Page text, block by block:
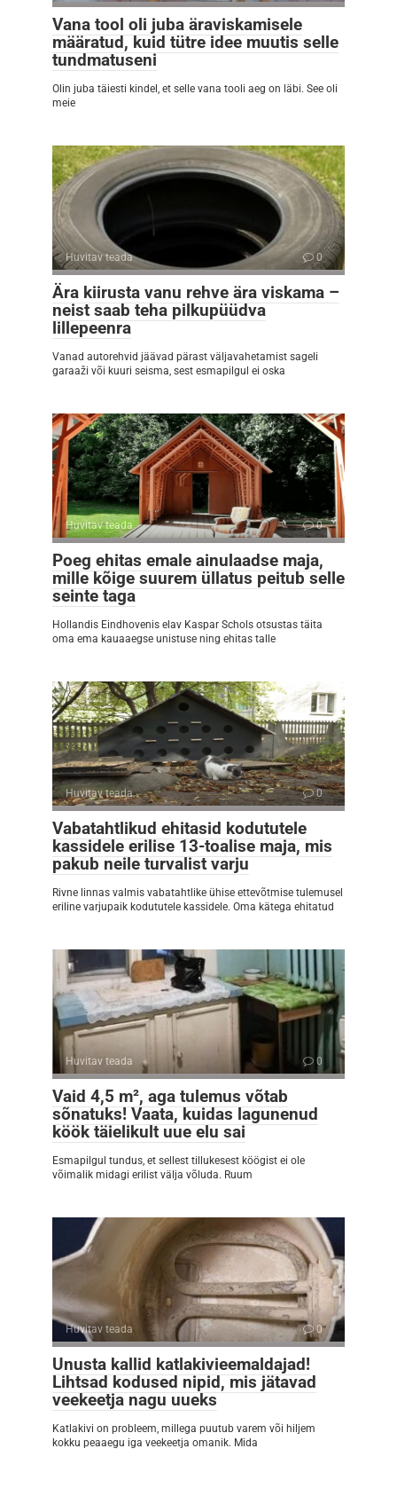
Vana tool oli juba äraviskamisele
määratud, kuid tütre idee muutis selle
tundmatuseni
Olin juba täiesti kindel, et selle vana tooli aeg on läbi. See oli
meie
Huvitav teada 0
Ära kiirusta vanu rehve ära viskama –
neist saab teha pilkupüüdva
lillepeenra
Vanad autorehvid jäävad pärast väljavahetamist sageli
garaaži või kuuri seisma, sest esmapilgul ei oska
Huvitav teada 0
Poeg ehitas emale ainulaadse maja,
mille kõige suurem üllatus peitub selle
seinte taga
Hollandis Eindhovenis elav Kaspar Schols otsustas täita
oma ema kauaaegse unistuse ning ehitas talle
Huvitav teada 0
Vabatahtlikud ehitasid kodututele
kassidele erilise 13-toalise maja, mis
pakub neile turvalist varju
Rivne linnas valmis vabatahtlike ühise ettevõtmise tulemusel
eriline varjupaik kodututele kassidele. Oma kätega ehitatud
Huvitav teada 0
Vaid 4,5 m², aga tulemus võtab
sõnatuks! Vaata, kuidas lagunenud
köök täielikult uue elu sai
Esmapilgul tundus, et sellest tillukesest köögist ei ole
võimalik midagi erilist välja võluda. Ruum
Huvitav teada 0
Unusta kallid katlakivieemaldajad!
Lihtsad kodused nipid, mis jätavad
veekeetja nagu uueks
Katlakivi on probleem, millega puutub varem või hiljem
kokku peaaegu iga veekeetja omanik. Mida